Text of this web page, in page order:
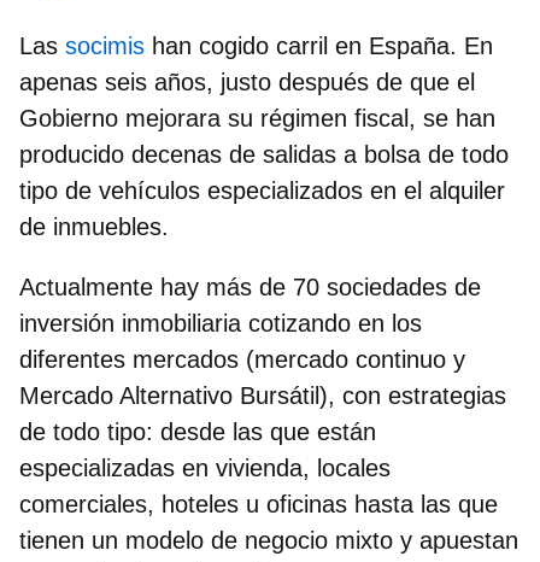
Las socimis han cogido carril en España. En
apenas seis años, justo después de que el
Gobierno mejorara su régimen fiscal, se han
producido decenas de salidas a bolsa de todo
tipo de vehículos especializados en el alquiler
de inmuebles.
Actualmente hay más de 70 sociedades de
inversión inmobiliaria cotizando en los
diferentes mercados (mercado continuo y
Mercado Alternativo Bursátil), con estrategias
de todo tipo: desde las que están
especializadas en vivienda, locales
comerciales, hoteles u oficinas hasta las que
tienen un modelo de negocio mixto y apuestan